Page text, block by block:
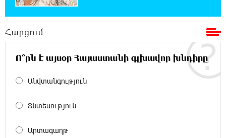
«Շտապ հաստատեք քարտի տվյալները»․
ամրագրման հետ կապված զեղծարարությունների մասին
16:29:54 8-08-2026
Հարցում
Ո՞րն է այսօր Հայաստանի գլխավոր խնդիրը
Անվտանգություն
Տնտեսություն
Արտագաղթ